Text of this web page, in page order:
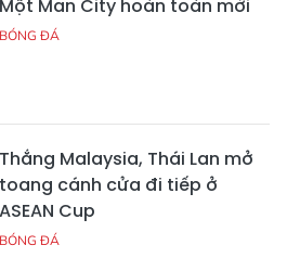
Một Man City hoàn toàn mới
BÓNG ĐÁ
Thắng Malaysia, Thái Lan mở
toang cánh cửa đi tiếp ở
ASEAN Cup
BÓNG ĐÁ